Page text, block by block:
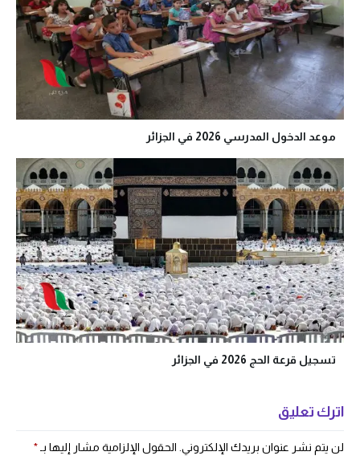
موعد الدخول المدرسي 2026 في الجزائر
تسجيل قرعة الحج 2026 في الجزائر
اترك تعليق
لن يتم نشر عنوان بريدك الإلكتروني. الحقول الإلزامية مشار إليها بـ *